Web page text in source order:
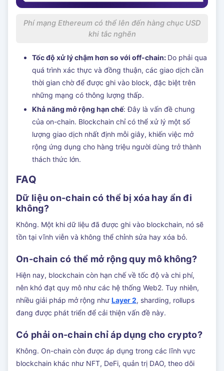
Phí mạng Ethereum có thể lên đến hàng chục USD
khi tắc nghẽn
Tốc độ xử lý chậm hơn so với off-chain: Do phải qua
quá trình xác thực và đồng thuận, các giao dịch cần
thời gian chờ để được ghi vào block, đặc biệt trên
những mạng có thông lượng thấp.
Khả năng mở rộng hạn chế: Đây là vấn đề chung
của on-chain. Blockchain chỉ có thể xử lý một số
lượng giao dịch nhất định mỗi giây, khiến việc mở
rộng ứng dụng cho hàng triệu người dùng trở thành
thách thức lớn.
FAQ
Dữ liệu on-chain có thể bị xóa hay ẩn đi
không?
Không. Một khi dữ liệu đã được ghi vào blockchain, nó sẽ
tồn tại vĩnh viễn và không thể chỉnh sửa hay xóa bỏ.
On-chain có thể mở rộng quy mô không?
Hiện nay, blockchain còn hạn chế về tốc độ và chi phí,
nên khó đạt quy mô như các hệ thống Web2. Tuy nhiên,
nhiều giải pháp mở rộng như Layer 2, sharding, rollups
đang được phát triển để cải thiện vấn đề này.
Có phải on-chain chỉ áp dụng cho crypto?
Không. On-chain còn được áp dụng trong các lĩnh vực
blockchain khác như NFT, DeFi, quản trị DAO, theo dõi